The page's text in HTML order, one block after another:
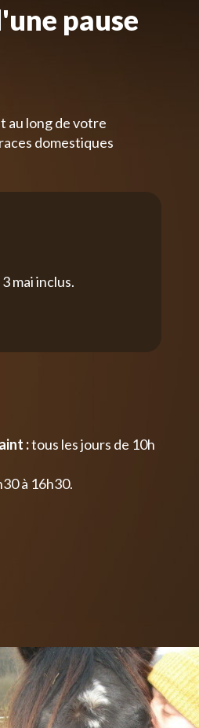
pause
au long de votre
domestiques
mai inclus.
:tous les jours de 10h
à 16h30.